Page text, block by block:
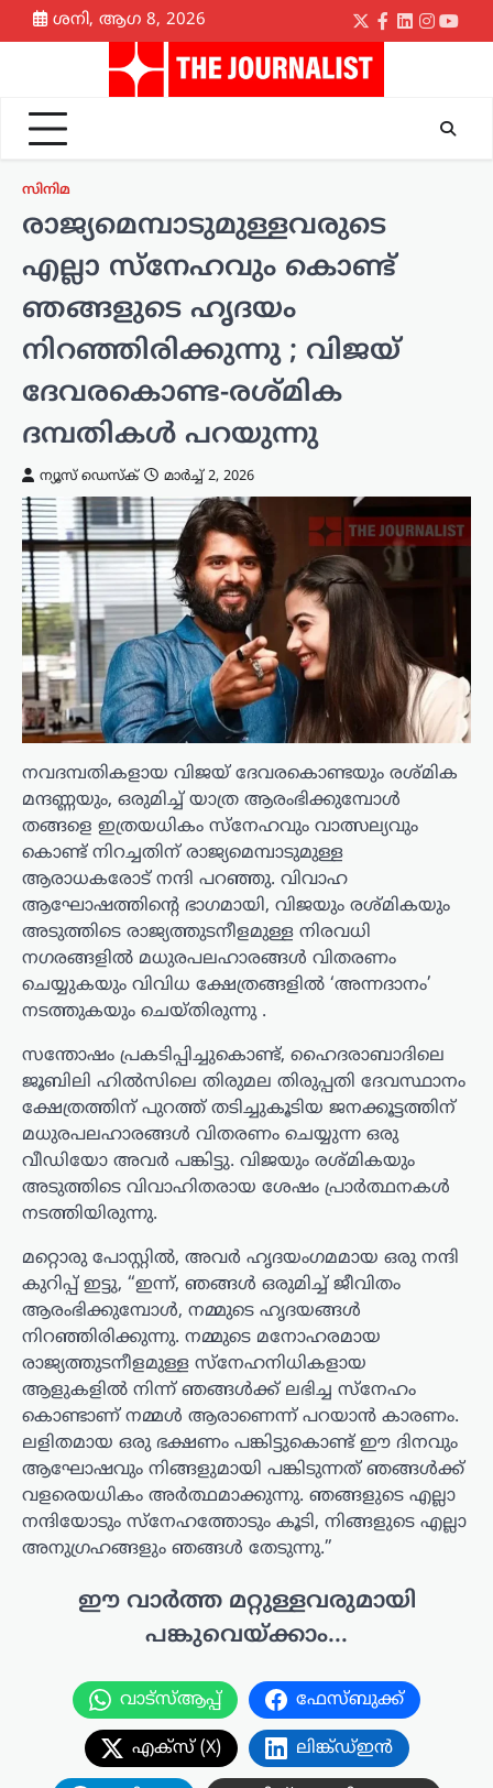
Skip
to
ശനി, ആഗ 8, 2026
Twitter
Facebook
LinkedIn
സിനിമ
രാജ്യമെമ്പാടുമുള്ളവരുടെ
എല്ലാ സ്നേഹവും കൊണ്ട്
ഞങ്ങളുടെ ഹൃദയം
നിറഞ്ഞിരിക്കുന്നു ; വിജയ്
ദേവരകൊണ്ട-രശ്മിക
ദമ്പതികൾ പറയുന്നു
ന്യൂസ് ഡെസ്ക് മാർച്ച്‌ 2, 2026
നവദമ്പതികളായ വിജയ് ദേവരകൊണ്ടയും രശ്മിക
മന്ദണ്ണയും, ഒരുമിച്ച് യാത്ര ആരംഭിക്കുമ്പോൾ
തങ്ങളെ ഇത്രയധികം സ്നേഹവും വാത്സല്യവും
കൊണ്ട് നിറച്ചതിന് രാജ്യമെമ്പാടുമുള്ള
ആരാധകരോട് നന്ദി പറഞ്ഞു. വിവാഹ
ആഘോഷത്തിന്റെ ഭാഗമായി, വിജയും രശ്മികയും
അടുത്തിടെ രാജ്യത്തുടനീളമുള്ള നിരവധി
നഗരങ്ങളിൽ മധുരപലഹാരങ്ങൾ വിതരണം
ചെയ്യുകയും വിവിധ ക്ഷേത്രങ്ങളിൽ ‘അന്നദാനം’
നടത്തുകയും ചെയ്തിരുന്നു .
സന്തോഷം പ്രകടിപ്പിച്ചുകൊണ്ട്, ഹൈദരാബാദിലെ
ജൂബിലി ഹിൽസിലെ തിരുമല തിരുപ്പതി ദേവസ്ഥാനം
ക്ഷേത്രത്തിന് പുറത്ത് തടിച്ചുകൂടിയ ജനക്കൂട്ടത്തിന്
മധുരപലഹാരങ്ങൾ വിതരണം ചെയ്യുന്ന ഒരു
വീഡിയോ അവർ പങ്കിട്ടു. വിജയും രശ്മികയും
അടുത്തിടെ വിവാഹിതരായ ശേഷം പ്രാർത്ഥനകൾ
നടത്തിയിരുന്നു.
മറ്റൊരു പോസ്റ്റിൽ, അവർ ഹൃദയംഗമമായ ഒരു നന്ദി
കുറിപ്പ് ഇട്ടു, “ഇന്ന്, ഞങ്ങൾ ഒരുമിച്ച് ജീവിതം
ആരംഭിക്കുമ്പോൾ, നമ്മുടെ ഹൃദയങ്ങൾ
നിറഞ്ഞിരിക്കുന്നു. നമ്മുടെ മനോഹരമായ
രാജ്യത്തുടനീളമുള്ള സ്നേഹനിധികളായ
ആളുകളിൽ നിന്ന് ഞങ്ങൾക്ക് ലഭിച്ച സ്നേഹം
കൊണ്ടാണ് നമ്മൾ ആരാണെന്ന് പറയാൻ കാരണം.
ലളിതമായ ഒരു ഭക്ഷണം പങ്കിട്ടുകൊണ്ട് ഈ ദിനവും
ആഘോഷവും നിങ്ങളുമായി പങ്കിടുന്നത് ഞങ്ങൾക്ക്
വളരെയധികം അർത്ഥമാക്കുന്നു. ഞങ്ങളുടെ എല്ലാ
നന്ദിയോടും സ്നേഹത്തോടും കൂടി, നിങ്ങളുടെ എല്ലാ
അനുഗ്രഹങ്ങളും ഞങ്ങൾ തേടുന്നു.”
ഈ വാർത്ത മറ്റുള്ളവരുമായി
പങ്കുവെയ്ക്കാം...
വാട്സ്ആപ്പ് ഫേസ്ബുക്ക്
എക്സ് (X) ലിങ്ക്ഡ്ഇൻ